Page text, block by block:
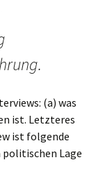
(a) was
ist. Letzteres
ist folgende
Lage